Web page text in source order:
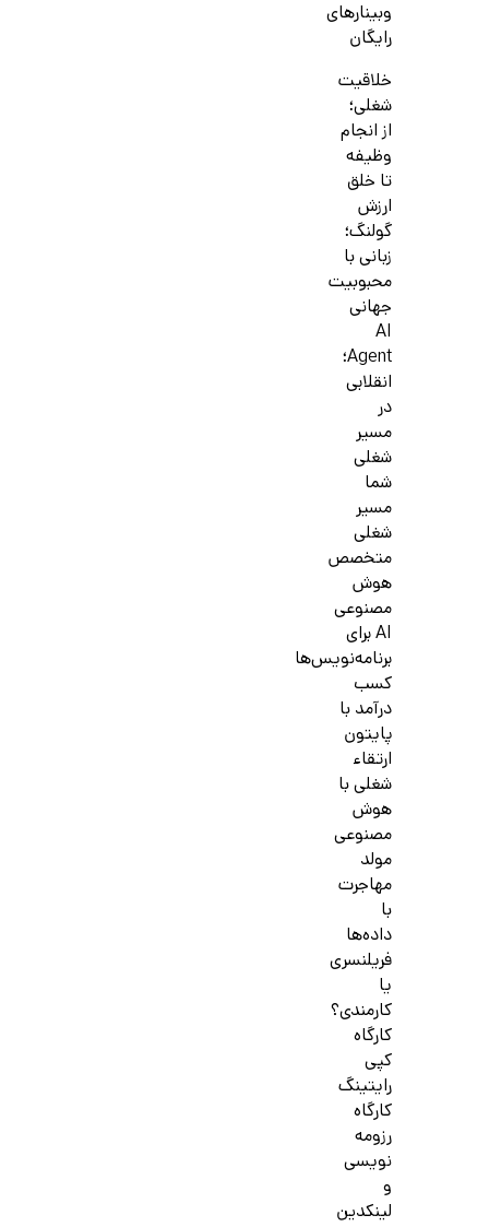
وبینارهای
رایگان
خلاقیت
شغلی؛
از انجام
وظیفه
تا خلق
ارزش
گولنگ؛
زبانی با
محبوبیت
جهانی
AI
Agent؛
انقلابی
در
مسیر
شغلی
شما
مسیر
شغلی
متخصص
هوش
مصنوعی
AI برای
برنامه‌نویس‌ها
کسب
درآمد با
پایتون
ارتقاء
شغلی با
هوش
مصنوعی
مولد
مهاجرت
با
داده‌ها
فریلنسری
یا
کارمندی؟
کارگاه
کپی
رایتینگ
کارگاه
رزومه
نویسی
و
لینکدین